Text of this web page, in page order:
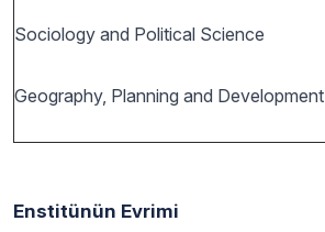
Sociology and Political Science
Geography, Planning and Development
Enstitünün Evrimi